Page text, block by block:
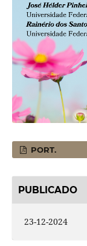
PORT.
PUBLICADO
23-12-2024